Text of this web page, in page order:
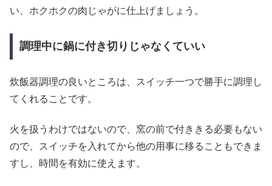
い、ホクホクの肉じゃがに仕上げましょう。
調理中に鍋に付き切りじゃなくていい
炊飯器調理の良いところは、スイッチ一つで勝手に調理し
てくれることです。
火を扱うわけではないので、窯の前で付ききる必要もない
ので、スイッチを入れてから他の用事に移ることもできま
すし、時間を有効に使えます。